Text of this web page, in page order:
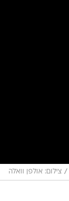
/ צילום: אולפן וואלה